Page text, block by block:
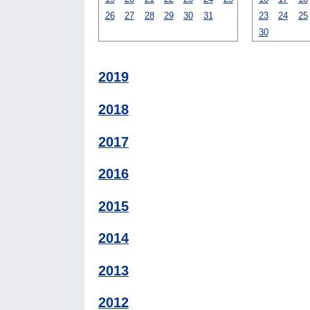
26
27 28 29 30 31
23
24 25
30
2019
2018
2017
2016
2015
2014
2013
2012